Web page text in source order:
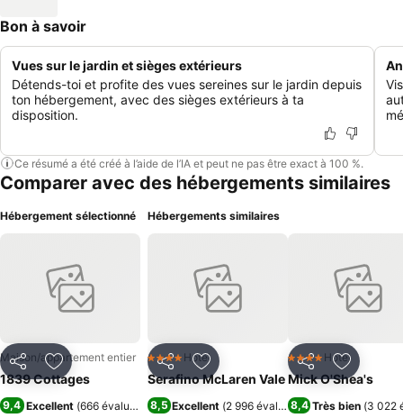
Bon à savoir
Vues sur le jardin et sièges extérieurs
Détends-toi et profite des vues sereines sur le jardin depuis
ton hébergement, avec des sièges extérieurs à ta
disposition.
Ce résumé a été créé à l’aide de l’IA et peut ne pas être exact à 100 %.
Comparer avec des hébergements similaires
Hébergement sélectionné
PartagerAjouter à mes favoris
Maison/appartement entier
1839 Cottages
9,4 Excellent (666 évaluations)
Hébergements similaires
PartagerAjouter à mes favoris
4 ÉtoilesHotel
Serafino McLaren Vale
8,5 Excellent (2 996 évaluations)
PartagerAjouter
4 ÉtoilesHotel
Mick O'Shea's
8,4 Très bien (3 022